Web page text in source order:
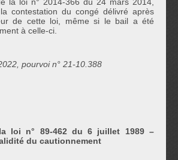
contestation du congé délivré après
de cette loi, même si le bail a été
à celle-ci.
pourvoi n° 21-10.388
loi n° 89-462 du 6 juillet 1989 –
du cautionnement